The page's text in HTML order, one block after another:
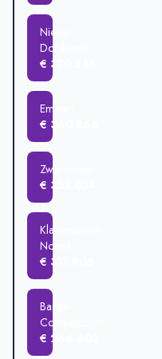
Nieuw-
Dordrecht
€ 370.846
Emmen
€ 360.866
Zwartemeer
€ 352.034
Klazienaveen-
Noord
€ 317.906
Barger-
Compascuum
€ 266.602